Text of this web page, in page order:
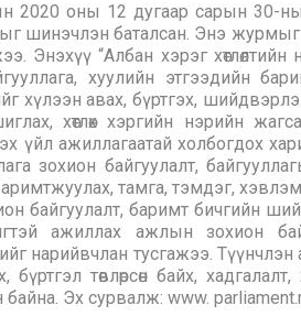
2020 оны 12 дугаар сарын 30-ны
ыг шинэчлэн баталсан. Энэ
Энэхүү “Албан хэрэг
хуулийн этгээдийн
хүлээн авах, бүртгэх,
хөтлөх хэргийн нэрийн
үйл ажиллагаатай холбогдох
зохион байгуулалт,
тамга, тэмдэг,
байгуулалт, баримт бичгийн
ажиллах ажлын зохион
нарийвчлан тусгажээ. Түүнчлэн
төвлөрсөн байх,
байна. Эх сурвалж: www.